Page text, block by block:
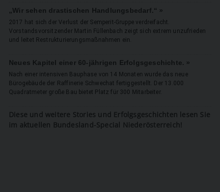
„Wir sehen drastischen Handlungsbedarf.“ »
2017 hat sich der Verlust der Semperit-Gruppe verdreifacht.
Vorstandsvorsitzender Martin Füllenbach zeigt sich extrem unzufrieden
und leitet Restrukturierungsmaßnahmen ein.
Neues Kapitel einer 60-jährigen Erfolgsgeschichte. »
Nach einer intensiven Bauphase von 14 Monaten wurde das neue
Bürogebäude der Raffinerie Schwechat fertiggestellt. Der 13.000
Quadratmeter große Bau bietet Platz für 300 Mitarbeiter.
Diese und weitere Stories und Erfolgsgeschichten lesen Sie
im aktuellen Bundesland-Special Niederösterreich!